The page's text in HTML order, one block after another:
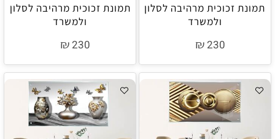
תמונת זכוכית מרהיבה לסלון
ולמשרד
₪ 230
תמונת זכוכית מרהיבה לסלון
ולמשרד
₪ 230